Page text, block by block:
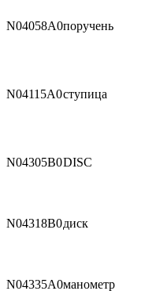
N04058A0поручень
N04115A0ступица
N04305B0DISC
N04318B0диск
N04335A0манометр